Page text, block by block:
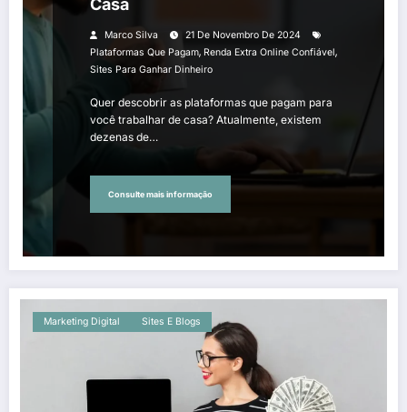
Casa
Marco Silva
21 De Novembro De 2024
Plataformas Que Pagam, Renda Extra Online Confiável,
Sites Para Ganhar Dinheiro
Quer descobrir as plataformas que pagam para
você trabalhar de casa? Atualmente, existem
dezenas de…
Consulte mais informação
Marketing Digital Sites E Blogs